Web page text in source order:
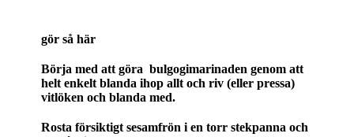
gör så här
Börja med att göra bulgogimarinaden genom att
helt enkelt blanda ihop allt och riv (eller pressa)
vitlöken och blanda med.
Rosta försiktigt sesamfrön i en torr stekpanna och